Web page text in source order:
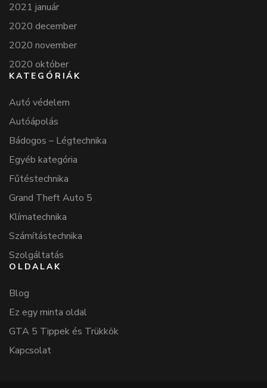
2021 január
2020 december
2020 november
2020 október
KATEGÓRIÁK
Autó védelem
Autóápolás
Bádogos – Légtechnika
Egyéb kategória
Fűtéstechnika
Grand Theft Auto 5
Klímatechnika
Számítástechnika
Szolgáltatás
OLDALAK
Blog
Ez egy minta oldal
GTA 5 Tippek és Trükkök
Kapcsolat